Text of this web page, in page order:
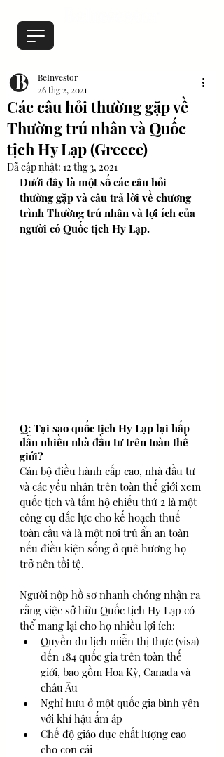
Các câu hỏi thường gặp về
Thường trú nhân và Quốc
tịch Hy Lạp (Greece)
BeInvestor
26 thg 2, 2021
Đã cập nhật: 12 thg 3, 2021
Dưới đây là một số các câu hỏi
thường gặp và câu trả lời về chương
trình Thường trú nhân và lợi ích của
người có Quốc tịch Hy Lạp.
Q: Tại sao quốc tịch Hy Lạp lại hấp
dẫn nhiều nhà đầu tư trên toàn thế
giới?
Cán bộ điều hành cấp cao, nhà đầu tư
và các yếu nhân trên toàn thế giới xem
quốc tịch và tấm hộ chiếu thứ 2 là một
công cụ đắc lực cho kế hoạch thuế
toàn cầu và là một nơi trú ẩn an toàn
nếu điều kiện sống ở quê hương họ
trở nên tồi tệ.
Người nộp hồ sơ nhanh chóng nhận ra
rằng việc sở hữu Quốc tịch Hy Lạp có
thể mang lại cho họ nhiều lợi ích:
Quyền du lịch miễn thị thực (visa)
đến 184 quốc gia trên toàn thế
giới, bao gồm Hoa Kỳ, Canada và
châu Âu
Nghỉ hưu ở một quốc gia bình yên
với khí hậu ấm áp
Chế độ giáo dục chất lượng cao
cho con cái